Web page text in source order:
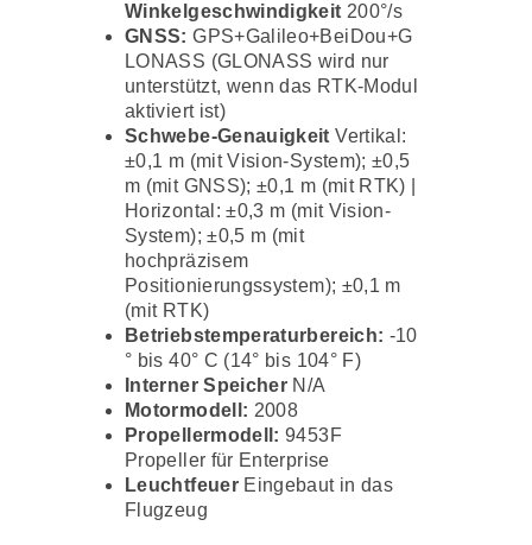
Winkelgeschwindigkeit 200°/s
GNSS: GPS+Galileo+BeiDou+G
LONASS (GLONASS wird nur
unterstützt, wenn das RTK-Modul
aktiviert ist)
Schwebe-Genauigkeit Vertikal:
±0,1 m (mit Vision-System); ±0,5
m (mit GNSS); ±0,1 m (mit RTK) |
Horizontal: ±0,3 m (mit Vision-
System); ±0,5 m (mit
hochpräzisem
Positionierungssystem); ±0,1 m
(mit RTK)
Betriebstemperaturbereich: -10
° bis 40° C (14° bis 104° F)
Interner Speicher N/A
Motormodell: 2008
Propellermodell: 9453F
Propeller für Enterprise
LeuchtfeuerEingebaut in das
Flugzeug